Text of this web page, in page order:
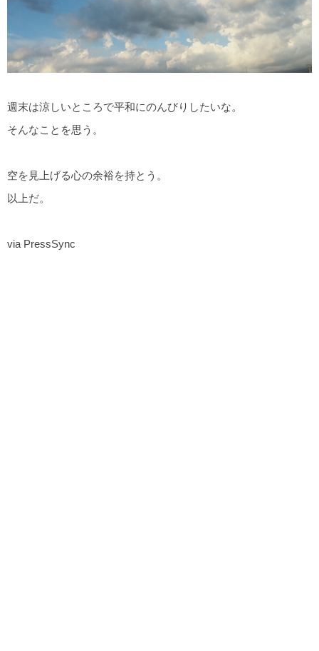
週末は涼しいところで平和にのんびりしたいな。
そんなことを思う。
空を見上げる心の余裕を持とう。
以上だ。
via PressSync